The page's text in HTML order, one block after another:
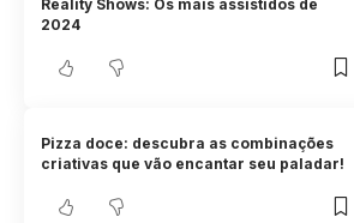
Reality Shows: Os mais assistidos de
2024
Pizza doce: descubra as combinações
criativas que vão encantar seu paladar!